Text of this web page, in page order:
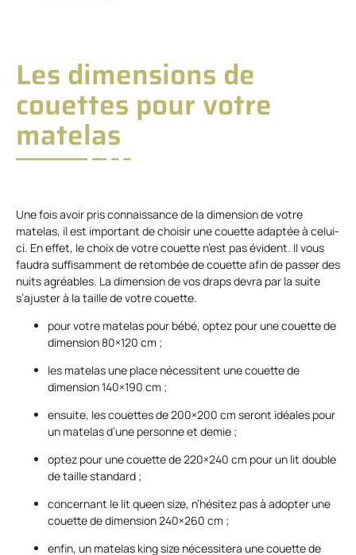
Les dimensions de
couettes pour votre
matelas
Une fois avoir pris connaissance de la dimension de votre
matelas, il est important de choisir une couette adaptée à celui-
ci. En effet, le choix de votre couette n’est pas évident. Il vous
faudra suffisamment de retombée de couette afin de passer des
nuits agréables. La dimension de vos draps devra par la suite
s’ajuster à la taille de votre couette.
pour votre matelas pour bébé, optez pour une couette de
dimension 80×120 cm ;
les matelas une place nécessitent une couette de
dimension 140×190 cm ;
ensuite, les couettes de 200×200 cm seront idéales pour
un matelas d’une personne et demie ;
optez pour une couette de 220×240 cm pour un lit double
de taille standard ;
concernant le lit queen size, n’hésitez pas à adopter une
couette de dimension 240×260 cm ;
enfin, un matelas king size nécessitera une couette de